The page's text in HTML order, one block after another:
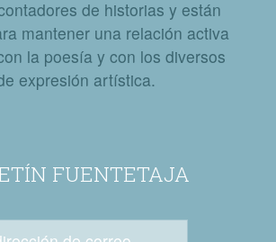
de historias y están
mantener una relación activa
la poesía y con los diversos
expresión artística.
FUENTETAJA